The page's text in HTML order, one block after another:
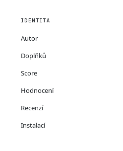
IDENTITA
Autor
Doplňků
Score
Hodnocení
Recenzí
Instalací